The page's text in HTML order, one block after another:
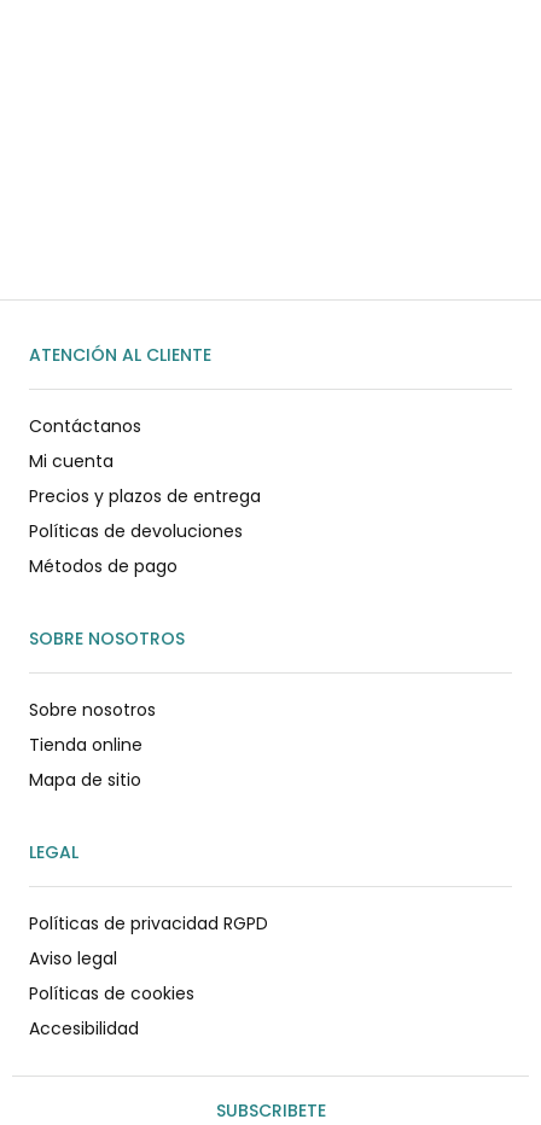
ATENCIÓN AL CLIENTE
Contáctanos
Mi cuenta
Precios y plazos de entrega
Políticas de devoluciones
Métodos de pago
SOBRE NOSOTROS
Sobre nosotros
Tienda online
Mapa de sitio
LEGAL
Políticas de privacidad RGPD
Aviso legal
Políticas de cookies
Accesibilidad
SUBSCRIBETE